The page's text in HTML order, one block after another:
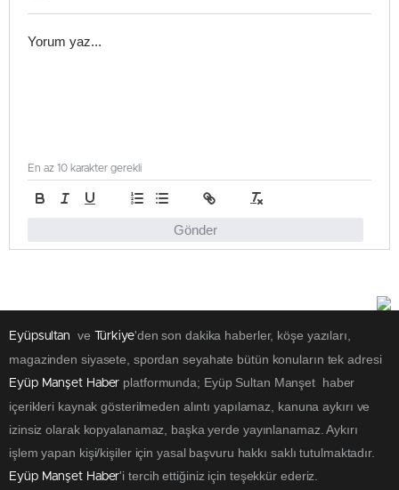
Gönder
En az 10 karakter gerekli
Eyüpsultan ve Türkiye'den son dakika haberler, köşe yazıları,
magazinden siyasete, spordan seyahate bütün konuların tek adresi
Eyüp Manşet Haber platformunda; Eyüp Sultan Manşet haber
içerikleri kaynak gösterilmeden alıntı yapılamaz, kanuna aykırı ve
izinsiz olarak kopyalanamaz, başka yerde yayınlanamaz. Aykırı
işlem yapan kişi/kişiler için yasal başvuru hakkı saklı tutulmaktadır.
Eyüp Manşet Haber'i tercih ettiğiniz için teşekkür ederiz.